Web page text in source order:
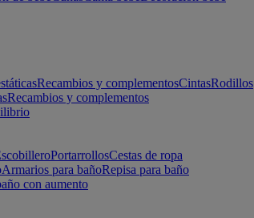
Recambios y complementosCintasRodillos
Recambios y complementos
PortarrollosCestas de ropa
Armarios para bañoRepisa para baño
con aumento